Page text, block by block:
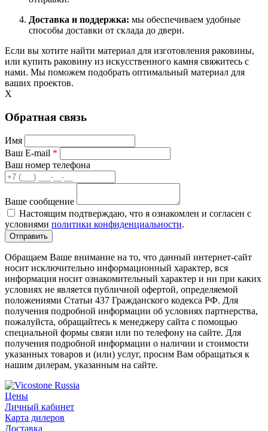
Доставка и поддержка: мы обеспечиваем удобные
способы доставки от склада до двери.
Если вы хотите найти материал для изготовления раковины,
или купить раковину из искусственного камня свяжитесь с
нами. Мы поможем подобрать оптимальный материал для
ваших проектов.
X
Обратная связь
Имя
Ваш E-mail *
Ваш номер телефона
Ваше сообщение
Настоящим подтверждаю, что я ознакомлен и согласен с
условиями политики конфиденциальности.
Обращаем Ваше внимание на то, что данный интернет-сайт
носит исключительно информационный характер, вся
информация носит ознакомительный характер и ни при каких
условиях не является публичной офертой, определяемой
положениями Статьи 437 Гражданского кодекса РФ. Для
получения подробной информации об условиях партнерства,
пожалуйста, обращайтесь к менеджеру сайта с помощью
специальной формы связи или по телефону на сайте. Для
получения подробной информации о наличии и стоимости
указанных товаров и (или) услуг, просим Вам обращаться к
нашим дилерам, указанным на сайте.
Цены
Личный кабинет
Карта дилеров
Доставка